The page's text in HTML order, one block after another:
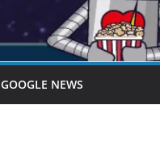
GOOGLE NEWS